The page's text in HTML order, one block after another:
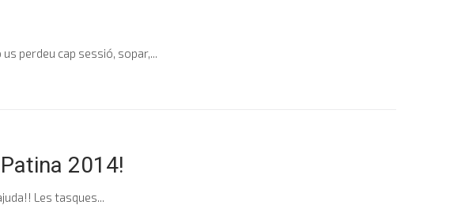
perdeu cap sessió, sopar,...
2014!
Les tasques...